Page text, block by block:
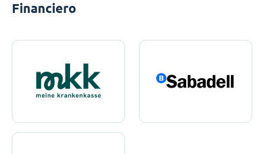
Financiero